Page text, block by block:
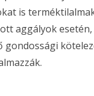
is
aggályok
gondossági